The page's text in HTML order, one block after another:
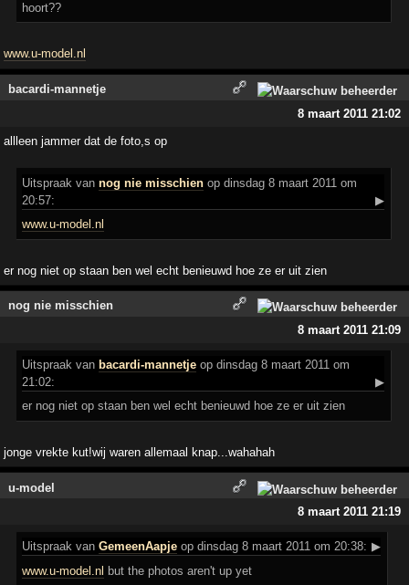
hoort??
www.u-model.nl
bacardi-mannetje
8 maart 2011 21:02
allleen jammer dat de foto,s op
Uitspraak vannog nie misschien op dinsdag 8 maart 2011 om
20:57:
▶
www.u-model.nl
er nog niet op staan ben wel echt benieuwd hoe ze er uit zien
nog nie misschien
8 maart 2011 21:09
Uitspraak van bacardi-mannetje op dinsdag 8 maart 2011 om
21:02:
▶
er nog niet op staan ben wel echt benieuwd hoe ze er uit zien
jonge vrekte kut!wij waren allemaal knap...wahahah
u-model
8 maart 2011 21:19
Uitspraak vanGemeenAapje op dinsdag 8 maart 2011 om 20:38: ▶
www.u-model.nl but the photos aren't up yet